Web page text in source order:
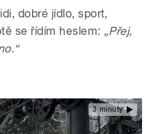
dobré jídlo, sport,
se řídím heslem: „Přej,
3 minuty